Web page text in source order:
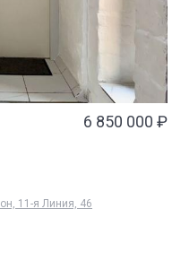
6 850 000 ₽
11-я Линия, 46